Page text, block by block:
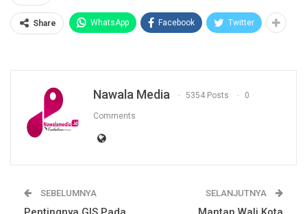
Share WhatsApp Facebook Twitter
Nawala Media 5354 Posts 0
Comments
SEBELUMNYA SELANJUTNYA